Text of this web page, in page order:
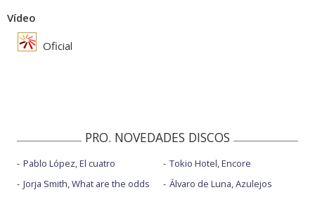
Vídeo
Oficial
PRO. NOVEDADES DISCOS
Pablo López, El cuatro
Jorja Smith, What are the odds
Tokio Hotel, Encore
Álvaro de Luna, Azulejos